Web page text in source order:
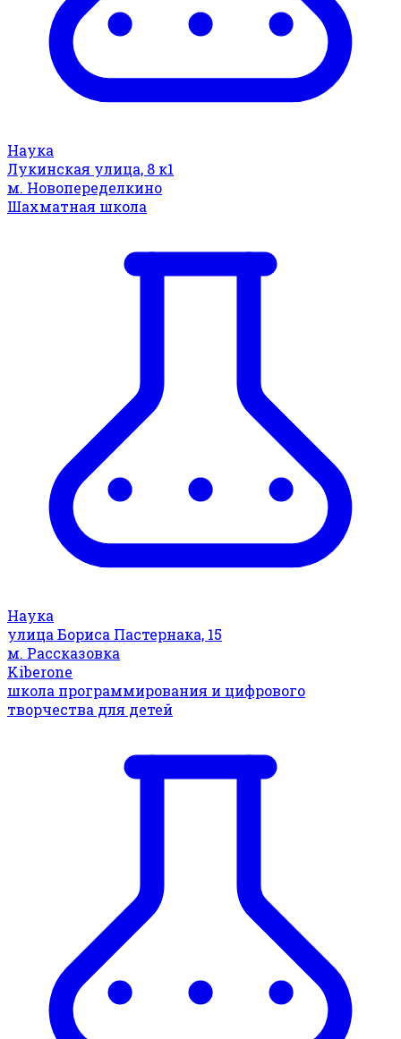
Наука
Лукинская улица, 8 к1
м. Новопеределкино
Шахматная школа
Наука
улица Бориса Пастернака, 15
м. Рассказовка
Kiberone
школа программирования и цифрового
творчества для детей